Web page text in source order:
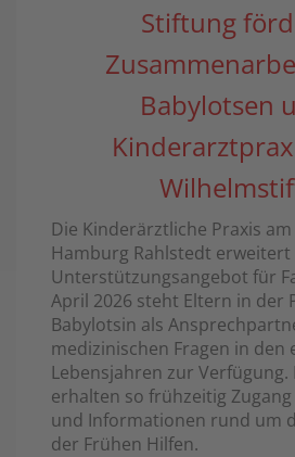
Stiftung
Babylotsen
Die Kinderärztliche Praxis
Hamburg Rahlstedt
Unterstützungsangebot für
April 2026 steht Eltern in der
Babylotsin als
medizinischen Fragen in den
Lebensjahren zur Verfügung.
erhalten so frühzeitig
und Informationen rund um
der Frühen Hilfen.